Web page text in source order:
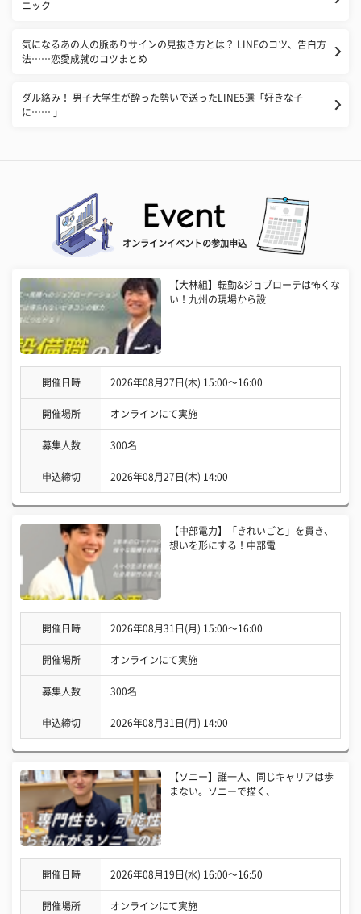
ニック
気になるあの人の脈ありサインの見抜き方とは？ LINEのコツ、告白方
法……恋愛成就のコツまとめ
ダル絡み！ 男子大学生が酔った勢いで送ったLINE5選「好きな子
に…… 」
オンラインイベントの参加申込
【大林組】転勤&ジョブローテは怖くな
い！九州の現場から設
開催日時 2026年08月27日(木) 15:00〜16:00
開催場所 オンラインにて実施
募集人数 300名
申込締切 2026年08月27日(木) 14:00
【中部電力】「きれいごと」を貫き、
想いを形にする！中部電
開催日時 2026年08月31日(月) 15:00〜16:00
開催場所 オンラインにて実施
募集人数 300名
申込締切 2026年08月31日(月) 14:00
【ソニー】誰一人、同じキャリアは歩
まない。ソニーで描く、
開催日時 2026年08月19日(水) 16:00〜16:50
開催場所 オンラインにて実施